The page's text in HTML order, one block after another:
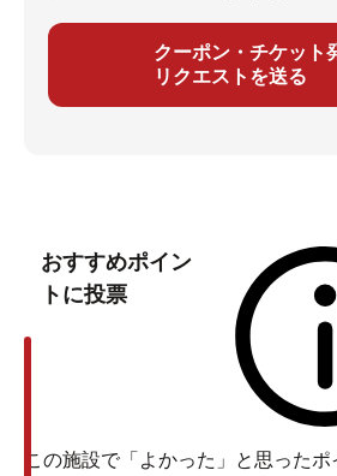
クーポン・チケット
リクエストを送る
おすすめポイン
トに投票
この施設で「よかった」と思った